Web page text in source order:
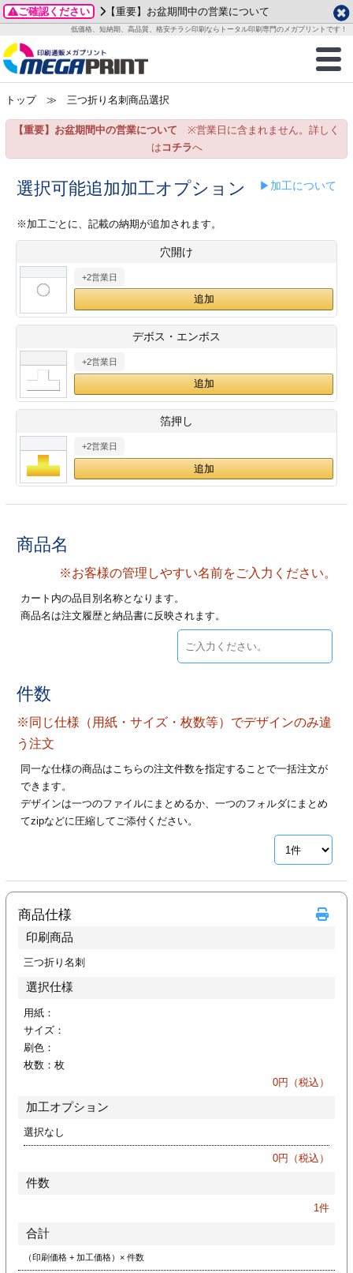
ご確認ください 【重要】お盆期間中の営業について
低価格、短納期、高品質、格安チラシ印刷ならトータル印刷専門のメガプリントです！
商品一覧
グッズ
ステッカー
ックカード印刷
業ツール印刷
＆盛り上げ印刷
ご利用ガイド
お客様へ
いて
方法
/送料について
刷
カード印刷
ックカード名刺
ムカード
型マル型印刷
ード印刷
刷
印刷
印刷
フォルダー
ファイル印刷
印刷
印刷
印刷
データ作成ガイド
成前に
ガイド
加工指示ガイド
テンプレート
ード印刷
名刺印刷
ックカード
ード印刷
印刷
形マル型
印刷
刷
ムカード印刷
ード印刷
フォルダー
ファイル印刷
ァイル印刷
印刷
リーブ
ー印刷
一覧
わせ
り
プル請求
2026年 8月
月
火 水 木 金
土
3
4 5 6 7
8
15
24
25 26 27
29
土
1
2 3
9 10 11
12
14
15 16 17 18
19
25
26
28
29 30
・・休業日
トップ≫ 三つ折り名刺商品選択
【重要】お盆期間中の営業について ※営業日に含まれません。詳しく
は コチラへ
選択可能追加加工オプション ▶加工について
※加工ごとに、記載の納期が追加されます。
穴開け
+2営業日
デボス・エンボス
+2営業日
箔押し
+2営業日
商品名
※お客様の管理しやすい名前をご入力ください。
カート内の品目別名称となります。
商品名は注文履歴と納品書に反映されます。
件数
※同じ仕様（用紙・サイズ・枚数等）でデザインのみ違
う注文
同一な仕様の商品はこちらの注文件数を指定することで一括注文が
できます。
デザインは一つのファイルにまとめるか、一つのフォルダにまとめ
てzipなどに圧縮してご添付ください。
商品仕様
印刷商品
三つ折り名刺
選択仕様
用紙：
サイズ：
刷色：
枚数： 枚
0円（税込）
加工オプション
選択なし
0円（税込）
件数
1件
合計
（印刷価格 + 加工価格）× 件数